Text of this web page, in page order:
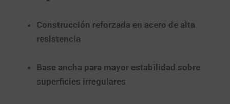
Construcción reforzada en acero de alta
resistencia
Base ancha para mayor estabilidad sobre
superficies irregulares